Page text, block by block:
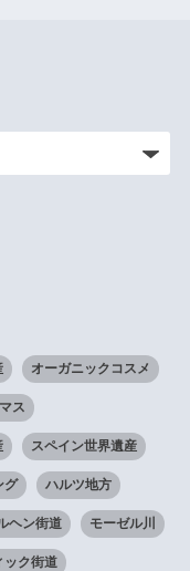
オーガニックコスメ
ス
スペイン世界遺産
グ ハルツ地方
ヘン街道 モーゼル川
ック街道